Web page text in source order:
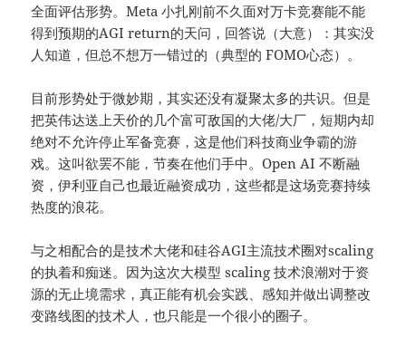
全面评估形势。Meta 小扎刚前不久面对万卡竞赛能不能
得到预期的AGI return的天问，回答说（大意）：其实没
人知道，但总不想万一错过的（典型的 FOMO心态）。
目前形势处于微妙期，其实还没有凝聚太多的共识。但是
把英伟达送上天价的几个富可敌国的大佬/大厂，短期内却
绝对不允许停止军备竞赛，这是他们科技商业争霸的游
戏。这叫欲罢不能，节奏在他们手中。Open AI 不断融
资，伊利亚自己也最近融资成功，这些都是这场竞赛持续
热度的浪花。
与之相配合的是技术大佬和硅谷AGI主流技术圈对scaling
的执着和痴迷。因为这次大模型 scaling 技术浪潮对于资
源的无止境需求，真正能有机会实践、感知并做出调整改
变路线图的技术人，也只能是一个很小的圈子。